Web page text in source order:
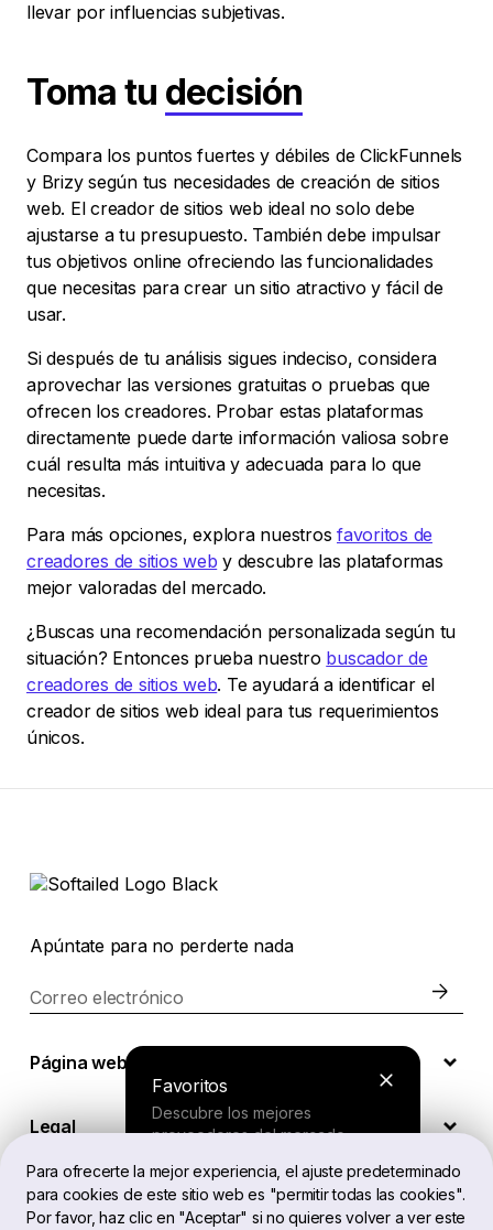
Para ofrecerte la mejor experiencia, el ajuste predeterminado
para cookies de este sitio web es "permitir todas las cookies".
Por favor, haz clic en "Aceptar" si no quieres volver a ver este
llevar por influencias subjetivas.
Toma tu decisión
Compara los puntos fuertes y débiles de ClickFunnels
y Brizy según tus necesidades de creación de sitios
web. El creador de sitios web ideal no solo debe
ajustarse a tu presupuesto. También debe impulsar
tus objetivos online ofreciendo las funcionalidades
que necesitas para crear un sitio atractivo y fácil de
usar.
Si después de tu análisis sigues indeciso, considera
aprovechar las versiones gratuitas o pruebas que
ofrecen los creadores. Probar estas plataformas
directamente puede darte información valiosa sobre
cuál resulta más intuitiva y adecuada para lo que
necesitas.
Para más opciones, explora nuestros favoritos de
creadores de sitios web y descubre las plataformas
mejor valoradas del mercado.
¿Buscas una recomendación personalizada según tu
situación? Entonces prueba nuestro buscador de
creadores de sitios web. Te ayudará a identificar el
creador de sitios web ideal para tus requerimientos
únicos.
Favoritos
Descubre los mejores
proveedores del mercado.
Buscador
Apúntate para no perderte nada
Correo electrónico
Página web
Legal
ES